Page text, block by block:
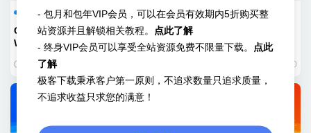
分类目录&导航 招聘HR
Careerfy – 招聘网站求职列表
WordPress主题
6 月前
分类目录&导航
Classima – 分类广告
WordPress高级主题
30
- 包月和包年VIP会员，可以在会员有效期内5折购买整
站资源并且解锁相关教程。
点此了解
- 终身VIP会员可以享受全站资源免费不限量下载。
点此
了解
极客下载秉承客户第一原则，不追求数量只追求质量，
不追求收益只求您的满意！